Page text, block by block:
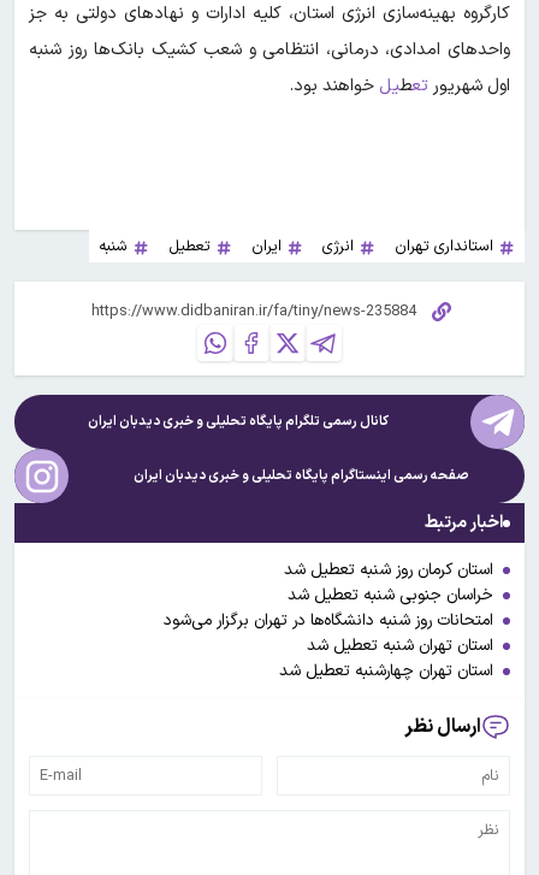
کارگروه بهینه‌سازی انرژی استان، کلیه ادارات و نهادهای دولتی به جز
واحدهای امدادی، درمانی، انتظامی و شعب کشیک بانک‌ها روز شنبه
اول شهریورتعطیل خواهند بود.
استانداری تهران انرژی ایران تعطیل شنبه
کانال رسمی تلگرام پایگاه تحلیلی و خبریدیدبان ایران
صفحه رسمی اینستاگرام پایگاه تحلیلی و خبریدیدبان ایران
اخبار مرتبط
استان کرمان روز شنبه تعطیل شد
خراسان جنوبی شنبه تعطیل شد
امتحانات روز شنبه دانشگاه‌ها در تهران برگزار می‌شود
استان تهران شنبه تعطیل شد
استان تهران چهارشنبه تعطیل شد
ارسال نظر